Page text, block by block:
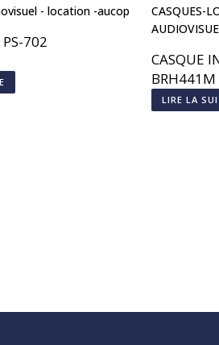
PS-702
CASQUE
BRH441M
LIRE LA